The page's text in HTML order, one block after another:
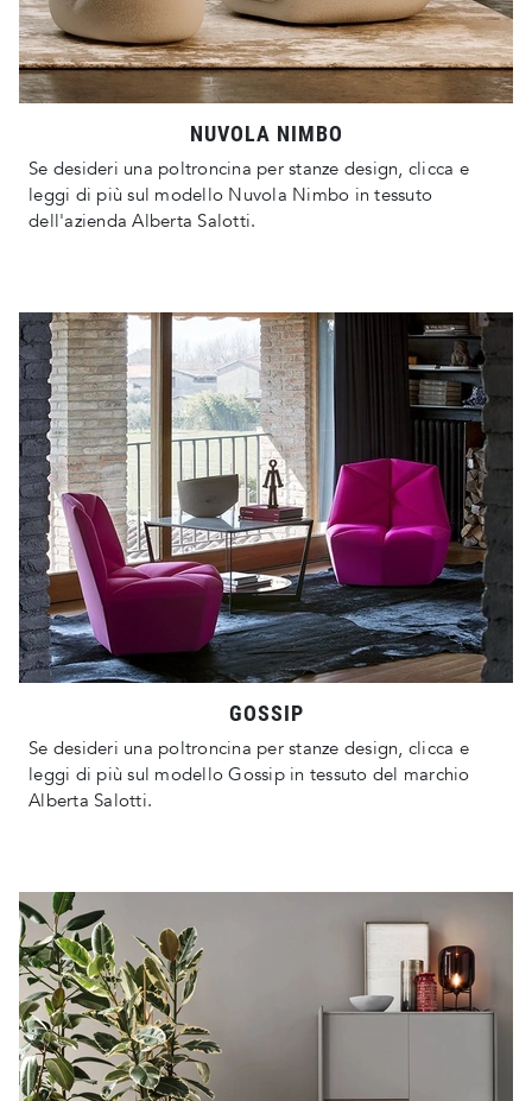
NUVOLA NIMBO
Se desideri una poltroncina per stanze design, clicca e
leggi di più sul modello Nuvola Nimbo in tessuto
dell'azienda Alberta Salotti.
GOSSIP
Se desideri una poltroncina per stanze design, clicca e
leggi di più sul modello Gossip in tessuto del marchio
Alberta Salotti.